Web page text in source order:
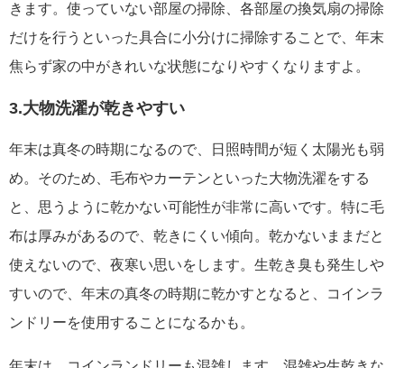
きます。使っていない部屋の掃除、各部屋の換気扇の掃除
だけを行うといった具合に小分けに掃除することで、年末
焦らず家の中がきれいな状態になりやすくなりますよ。
3.大物洗濯が乾きやすい
年末は真冬の時期になるので、日照時間が短く太陽光も弱
め。そのため、毛布やカーテンといった大物洗濯をする
と、思うように乾かない可能性が非常に高いです。特に毛
布は厚みがあるので、乾きにくい傾向。乾かないままだと
使えないので、夜寒い思いをします。生乾き臭も発生しや
すいので、年末の真冬の時期に乾かすとなると、コインラ
ンドリーを使用することになるかも。